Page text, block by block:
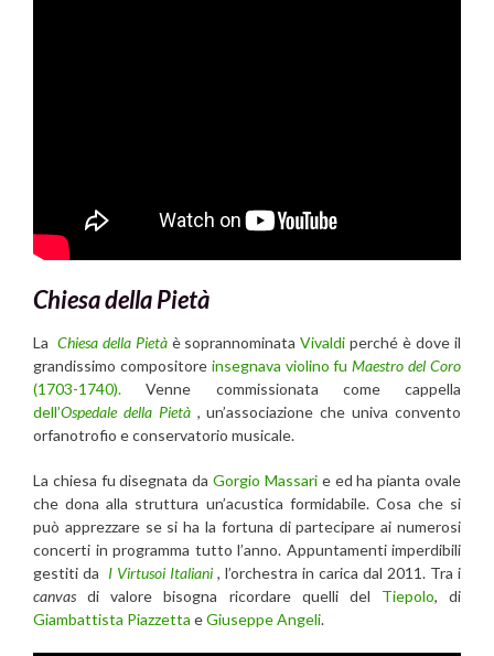
Chiesa della Pietà
La Chiesa della Pietàè soprannominataVivaldi perché è dove il
grandissimo compositore insegnava violino fuMaestro del Coro
(1703-1740). Venne commissionata come cappella
dell’Ospedale della Pietà, un’associazione che univa convento
orfanotrofio e conservatorio musicale.
La chiesa fu disegnata daGorgio Massarie ed ha pianta ovale
che dona alla struttura un’acustica formidabile. Cosa che si
può apprezzare se si ha la fortuna di partecipare ai numerosi
concerti in programma tutto l’anno. Appuntamenti imperdibili
gestiti da I Virtusoi Italiani , l’orchestra in carica dal 2011. Tra i
canvas di valore bisogna ricordare quelli del Tiepolo, di
Giambattista Piazzetta eGiuseppe Angeli.